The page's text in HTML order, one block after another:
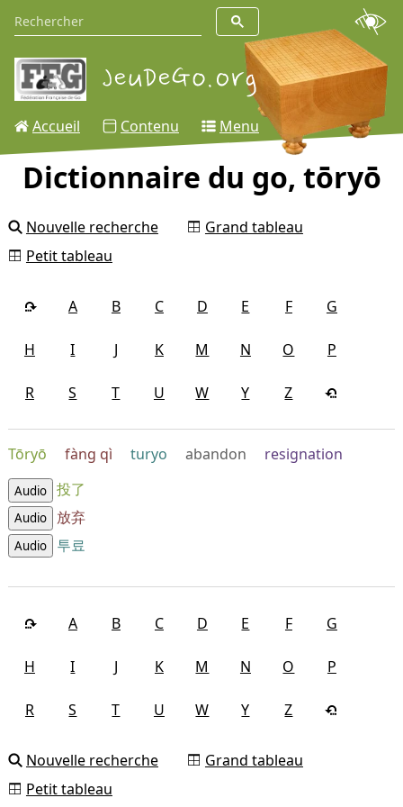
Accueil Contenu Menu
Dictionnaire du go, tōryō
Nouvelle recherche
Grand tableau
Petit tableau
A B C D E F G
H I J K M N O P
R S T U W Y Z
Tōryō fàng qì turyo abandon resignation
Audio 投了
Audio 放弃
Audio 투료
A B C D E F G
H I J K M N O P
R S T U W Y Z
Nouvelle recherche
Grand tableau
Petit tableau